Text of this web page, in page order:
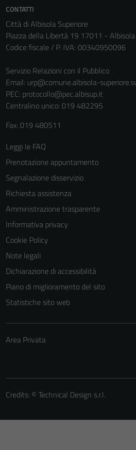
CONTATTI
Città di Albisola Superiore
Piazza della Libertà 19 17011 - Albisola
Codice fiscale / P. IVA: 00340950096
Servizio Relazioni con il Pubblico
Email: urp@comune.albisola-
PEC: protocollo@pec.albisup.it
Centralino unico: 019 482295
Fax: 019 480511
Leggi le FAQ
Prenotazione appuntamento
Segnalazione disservizio
Richiesta assistenza
Amministrazione trasparente
Informativa privacy
Cookie Policy
Note legali
Dichiarazione di accessibilità
Piano di miglioramento del sito
Statistiche sito web
Area Privata
Credits: ©Technical Design s.r.l.